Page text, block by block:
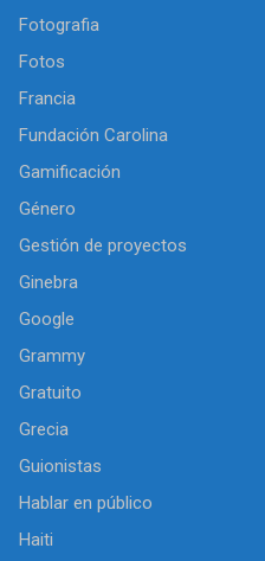
Fotografia
Fotos
Francia
Fundación Carolina
Gamificación
Género
Gestión de proyectos
Ginebra
Google
Grammy
Gratuito
Grecia
Guionistas
Hablar en público
Haiti